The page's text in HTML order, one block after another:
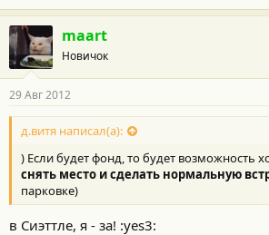
maart
Новичок
29 Авг 2012
д.витя написал(а):
) Если будет фонд, то будет возможность
снять место и сделать нормальную
парковке)
в Сиэттле, я - за! :yes3: